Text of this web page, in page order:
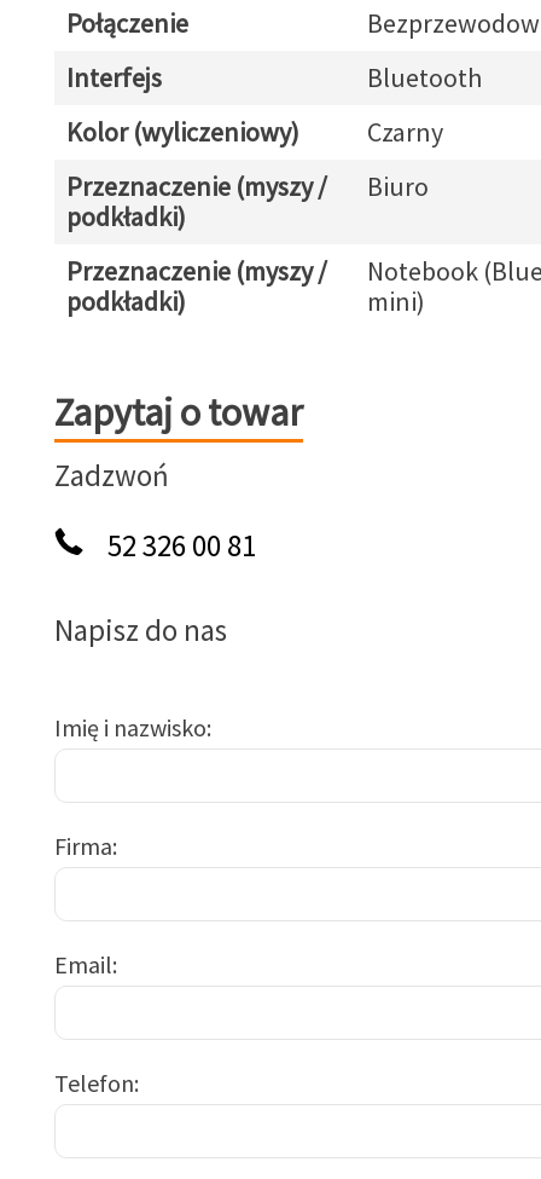
Połączenie
Interfejs
Bluetooth
Kolor (wyliczeniowy)
Czarny
Przeznaczenie (myszy /
podkładki)
Biuro
Przeznaczenie (myszy /
podkładki)
Notebook
mini)
Zapytaj o towar
Zapytaj o towar
Zadzwoń
52 326 00 81
Napisz do nas
Imię i nazwisko
Firma
Email
Telefon